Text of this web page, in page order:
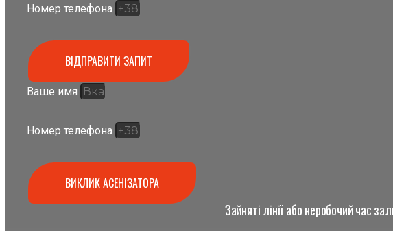
Номер телефона
ВІДПРАВИТИ ЗАПИТ
Ваше имя
Номер телефона
ВИКЛИК АСЕНІЗАТОРА
Зайняті лінії або неробочий час